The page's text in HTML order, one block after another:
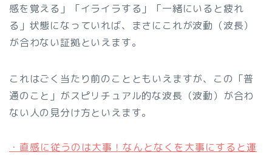
感を覚える」「イライラする」「一緒にいると疲れ
る」状態になっていれば、まさにこれが波動（波長）
が合わない証拠といえます。
これはごく当たり前のことともいえますが、この「普
通のこと」がスピリチュアル的な波長（波動）が合わ
ない人の見分け方といえます。
・直感に従うのは大事！なんとなくを大事にすると運